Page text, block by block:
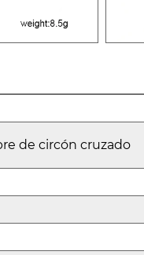
de circón cruzado